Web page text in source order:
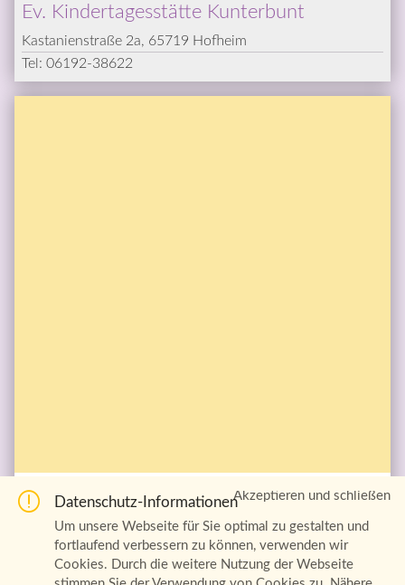
Ev. Kindertagesstätte Kunterbunt
Kastanienstraße 2a, 65719 Hofheim
Tel: 06192-38622
#Glaubensimpuls zum 7. Dezember #Adventskalender
Wir wünschen Dir eine gesegnete #Adventszeit
hier tägl. als Video http://ow.ly/dLLU306RK3V
adventszeit glaubensimpuls adventskalender
Datenschutz-Informationen
Um unsere Webseite für Sie optimal zu gestalten und
fortlaufend verbessern zu können, verwenden wir
Cookies. Durch die weitere Nutzung der Webseite
Akzeptieren und schließen